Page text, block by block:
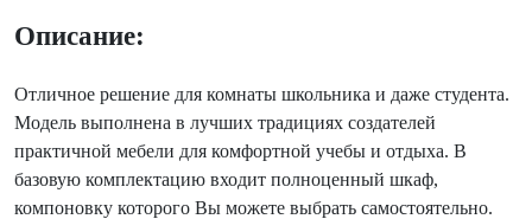
Описание:
Отличное решение для комнаты школьника и даже студента.
Модель выполнена в лучших традициях создателей
практичной мебели для комфортной учебы и отдыха. В
базовую комплектацию входит полноценный шкаф,
компоновку которого Вы можете выбрать самостоятельно.